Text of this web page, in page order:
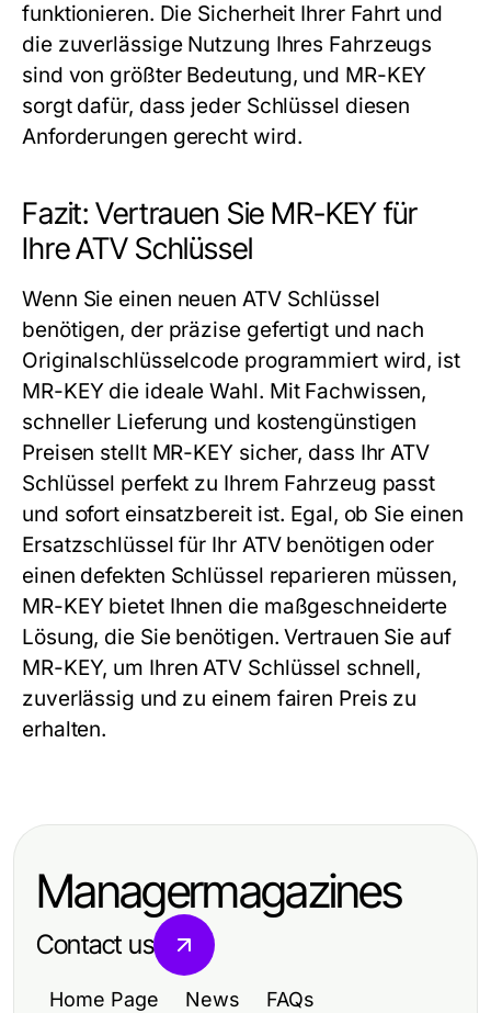
funktionieren. Die Sicherheit Ihrer Fahrt und
die zuverlässige Nutzung Ihres Fahrzeugs
sind von größter Bedeutung, und MR-KEY
sorgt dafür, dass jeder Schlüssel diesen
Anforderungen gerecht wird.
Fazit: Vertrauen Sie MR-KEY für
Ihre ATV Schlüssel
Wenn Sie einen neuen ATV Schlüssel
benötigen, der präzise gefertigt und nach
Originalschlüsselcode programmiert wird, ist
MR-KEY die ideale Wahl. Mit Fachwissen,
schneller Lieferung und kostengünstigen
Preisen stellt MR-KEY sicher, dass Ihr ATV
Schlüssel perfekt zu Ihrem Fahrzeug passt
und sofort einsatzbereit ist. Egal, ob Sie einen
Ersatzschlüssel für Ihr ATV benötigen oder
einen defekten Schlüssel reparieren müssen,
MR-KEY bietet Ihnen die maßgeschneiderte
Lösung, die Sie benötigen. Vertrauen Sie auf
MR-KEY, um Ihren ATV Schlüssel schnell,
zuverlässig und zu einem fairen Preis zu
erhalten.
Managermagazines
Contact us
Home Page News FAQs